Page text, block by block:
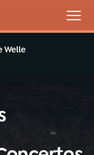
Welle